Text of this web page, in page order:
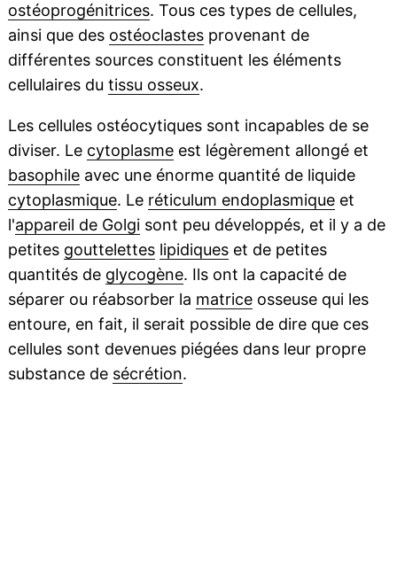
ostéoprogénitrices. Tous ces types de cellules,
ainsi que des ostéoclastesprovenant de
différentes sources constituent les éléments
cellulaires du tissu osseux.
Les cellules ostéocytiques sont incapables de se
diviser. Le cytoplasmeest légèrement allongé et
basophileavec une énorme quantité de liquide
cytoplasmique. Le réticulum endoplasmiqueet
l'appareil de Golgisont peu développés, et il y a de
petites gouttelettes lipidiqueset de petites
quantités de glycogène. Ils ont la capacité de
séparer ou réabsorber la matriceosseuse qui les
entoure, en fait, il serait possible de dire que ces
cellules sont devenues piégées dans leur propre
substance de sécrétion.